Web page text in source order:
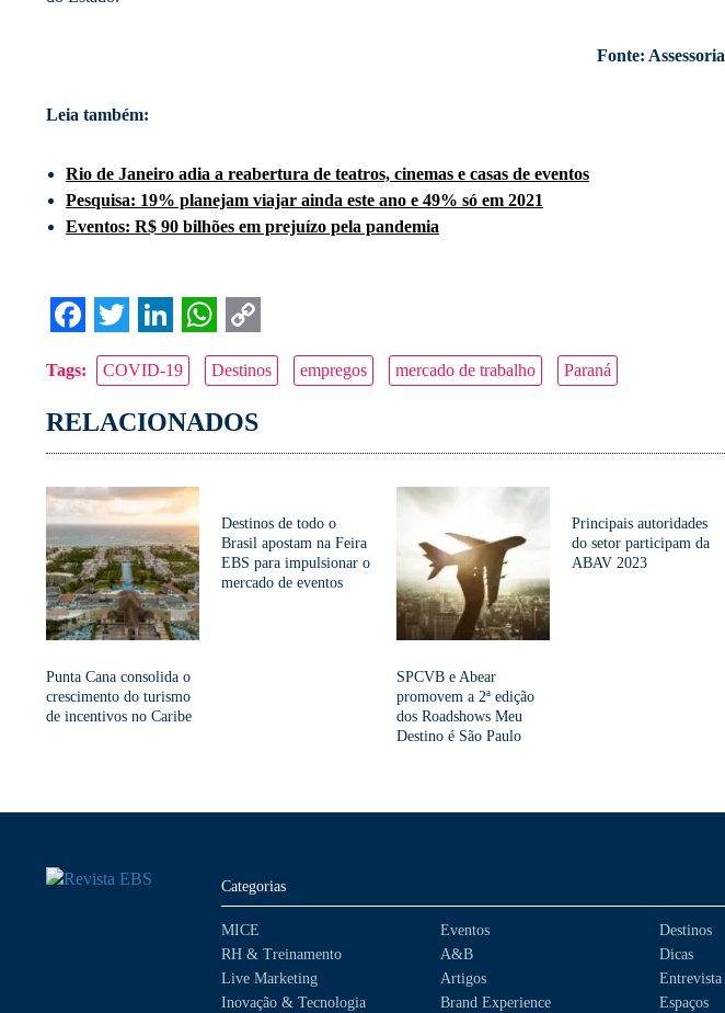
Fonte: Assessoria
Leia também:
Rio de Janeiro adia a reabertura de teatros, cinemas e casas de eventos
Pesquisa: 19% planejam viajar ainda este ano e 49% só em 2021
Eventos: R$ 90 bilhões em prejuízo pela pandemia
Facebook
Twitter
LinkedIn
WhatsApp
Copy
Link
Tags: COVID-19 Destinos empregos mercado de trabalho Paraná
RELACIONADOS
Punta Cana consolida o
crescimento do turismo
de incentivos no Caribe
Destinos de todo o
Brasil apostam na Feira
EBS para impulsionar o
mercado de eventos
SPCVB e Abear
promovem a 2ª edição
dos Roadshows Meu
Destino é São Paulo
Principais autoridades
do setor participam da
ABAV 2023
Categorias
MICE
RH & Treinamento
Live Marketing
Inovação & Tecnologia
Eventos
A&B
Artigos
Brand Experience
Destinos
Dicas
Entrevista
Espaços